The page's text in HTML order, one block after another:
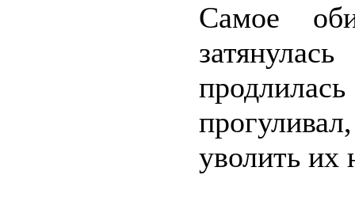
Самое
уволить их